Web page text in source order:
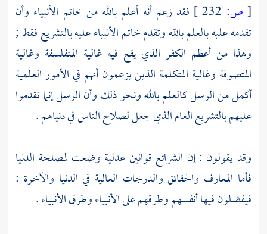
[ ص:
فقد زعم أنه أعلم بالله من خاتم الأنبياء وأن
تقدمه عليه بالعلم بالله وتقدم خاتم الأنبياء عليه بالتشريع فقط ;
وهذا من أعظم الكفر الذي يقع فيه غالية المتفلسفة وغالية
المتصوفة وغالية المتكلمة الذين يزعمون أنهم في الأمور العلمية
أكمل من الرسل كالعلم بالله ونحو ذلك وأن الرسل إنما تقدموا
عليهم بالتشريع العام الذي جعل لصلاح الناس في دنياهم .
وقد يقولون : إن الشرائع قوانين عدلية وضعت لمصلحة الدنيا
فأما المعارف والحقائق والدرجات العالية في الدنيا والآخرة :
فيفضلون فيها أنفسهم وطرقهم على الأنبياء وطرق الأنبياء .